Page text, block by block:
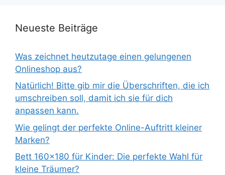
Neueste Beiträge
Was zeichnet heutzutage einen gelungenen
Onlineshop aus?
Natürlich! Bitte gib mir die Überschriften, die ich
umschreiben soll, damit ich sie für dich
anpassen kann.
Wie gelingt der perfekte Online-Auftritt kleiner
Marken?
Bett 160×180 für Kinder: Die perfekte Wahl für
kleine Träumer?